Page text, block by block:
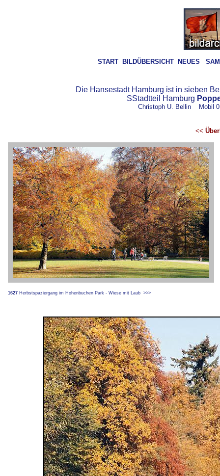
START BILDÜBERSICHT NEUES
Die Hansestadt Hamburg ist in sieben
SStadtteil Hamburg
Christoph U. Bellin Mobil
<<
1627 Herbstspaziergang im Hohenbuchen Park - Wiese mit Laub >>>